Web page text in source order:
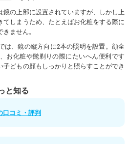
鏡の上部に設置されていますが、しかし上
てしまうため、たとえばお化粧をする際に
ません。
は、鏡の縦方向に2本の照明を設置。顔全
お化粧や髭剃りの際にたいへん便利です
子どもの顔もしっかりと照らすことができ
と知る
口コミ・評判